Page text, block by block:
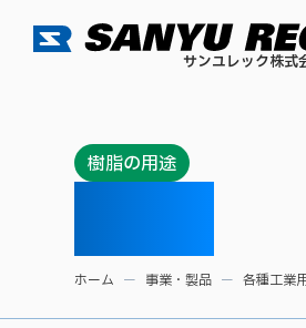
サンユレック株式
樹脂の用途
ホーム 事業・製品 各種工業